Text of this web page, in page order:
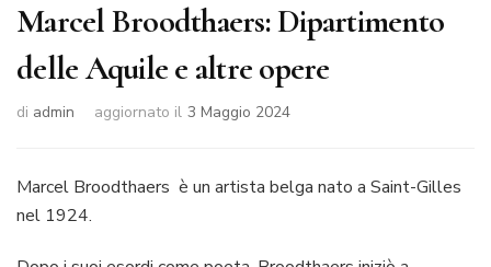
Marcel Broodthaers: Dipartimento
delle Aquile e altre opere
di admin aggiornato il 3 Maggio 2024
Marcel Broodthaers è un artista belga nato a Saint-Gilles
nel 1924.